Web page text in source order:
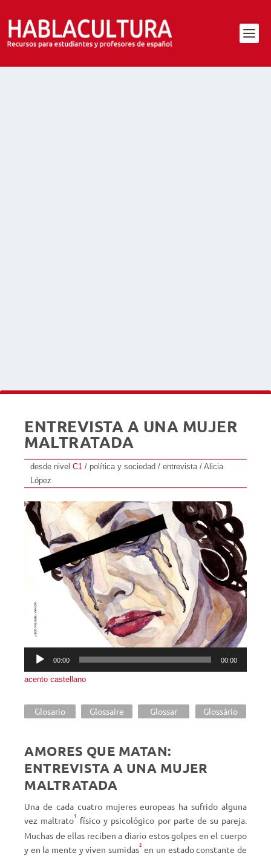
ENTREVISTA A UNA MUJER
MALTRATADA
desde nivel C1 / política y sociedad / entrevista / Alicia
López
00:00 00:00
acento castellano
Glosario Glossaire Glossar Glossário
AMORES QUE MATAN:
ENTREVISTA A UNA MUJER
MALTRATADA
Una de cada cuatro mujeres europeas ha sufrido alguna
vez maltrato1 físico y psicológico por parte de su pareja.
Muchas de ellas reciben a diario estos golpes en el cuerpo
y en la mente y viven sumidas2 en un estado constante de